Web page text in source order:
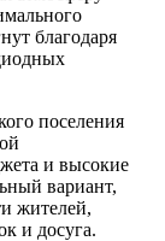
благодаря
поселения
и высокие
вариант,
жителей,
и досуга.